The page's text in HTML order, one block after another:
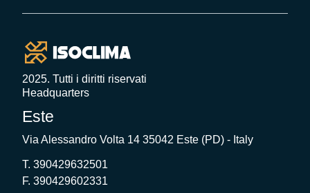
2025. Tutti i diritti riservati
Headquarters
Este
Via Alessandro Volta 14 35042 Este (PD) - Italy
T. 390429632501
F. 390429602331